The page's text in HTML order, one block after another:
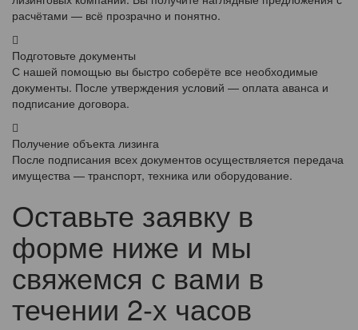
расчётами — всё прозрачно и понятно.
Подготовьте документы
С нашей помощью вы быстро соберёте все необходимые
документы. После утверждения условий — оплата аванса и
подписание договора.
Получение объекта лизинга
После подписания всех документов осуществляется передача
имущества — транспорт, техника или оборудование.
Оставьте заявку в
форме ниже и мы
свяжемся с вами в
течении 2-х часов